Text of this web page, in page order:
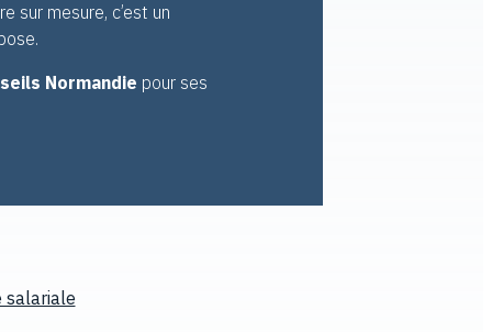
sur mesure, c’est un
Normandie pour ses
salariale